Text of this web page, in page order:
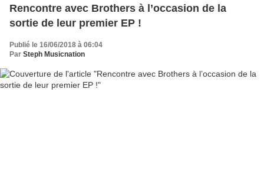
Rencontre avec Brothers à l’occasion de la
sortie de leur premier EP !
Publié le 16/06/2018 à 06:04
Par Steph Musicnation